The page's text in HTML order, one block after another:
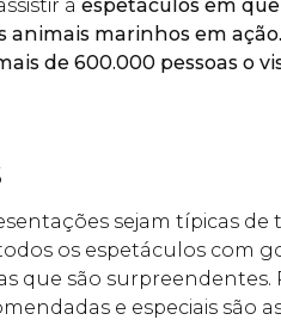
a espetáculos em que
animais marinhos em ação.
de 600.000 pessoas o
sejam típicas de
os espetáculos com
que são surpreendentes.
e especiais são